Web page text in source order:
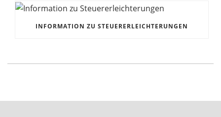
INFORMATION ZU STEUERERLEICHTERUNGEN